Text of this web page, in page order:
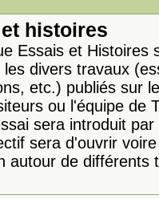
histoires
Essais et Histoires
les divers travaux
etc.) publiés sur
ou l'équipe de
sera introduit
sera d'ouvrir
autour de différents